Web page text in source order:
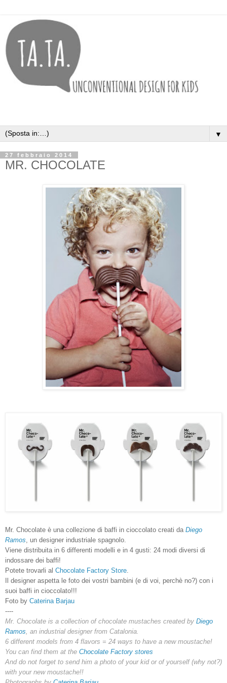
▼
27 febbraio 2014
MR. CHOCOLATE
Mr. Chocolate è una collezione di baffi in cioccolato creati da Diego
Ramos , un designer industriale spagnolo.
Viene distribuita in 6 differenti modelli e in 4 gusti: 24 modi diversi di
indossare dei baffi!
Potete trovarli al Chocolate Factory Store
Il designer aspetta le foto dei vostri bambini (e di voi, perchè no?) con i
suoi baffi in cioccolato!!!
Foto by Caterina Barjau
----
Mr. Chocolate is a collection of chocolate mustaches created by Diego
Ramos , an industrial designer from Catalonia.
6 different models from 4 flavors = 24 ways to have a new moustache!
You can find them at the Chocolate Factory stores
And do not forget to send him a photo of your kid or of yourself (why not?)
with your new moustache!!